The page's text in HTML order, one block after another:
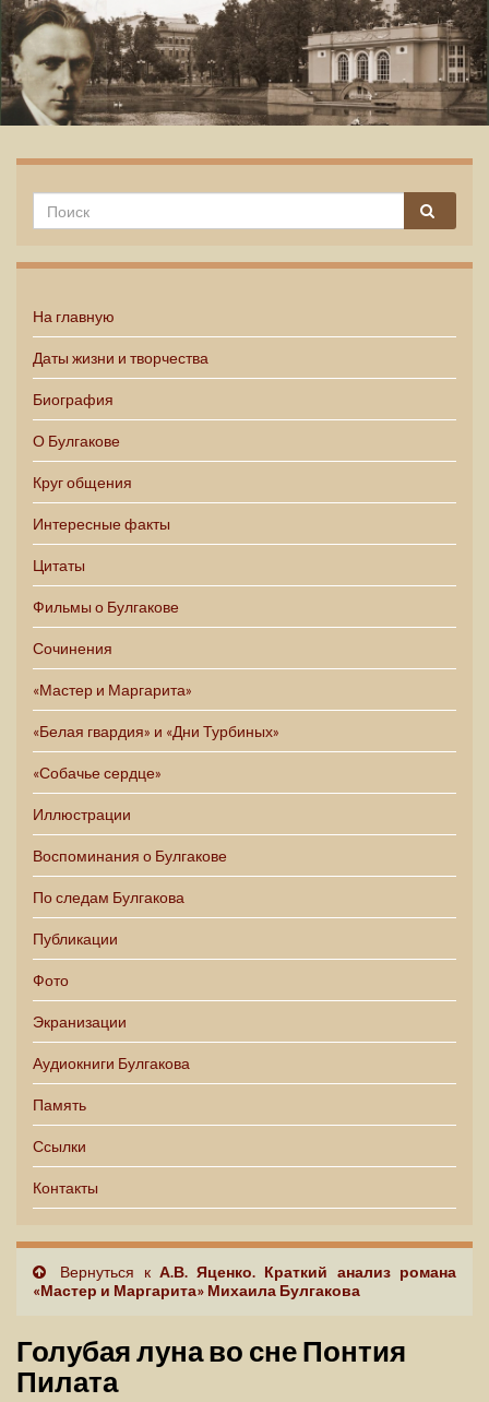
На главную
Даты жизни и творчества
Биография
О Булгакове
Круг общения
Интересные факты
Цитаты
Фильмы о Булгакове
Сочинения
«Мастер и Маргарита»
«Белая гвардия» и «Дни Турбиных»
«Собачье сердце»
Иллюстрации
Воспоминания о Булгакове
По следам Булгакова
Публикации
Фото
Экранизации
Аудиокниги Булгакова
Память
Ссылки
Контакты
Вернуться к А.В. Яценко. Краткий анализ романа
«Мастер и Маргарита» Михаила Булгакова
Голубая луна во сне Понтия
Пилата